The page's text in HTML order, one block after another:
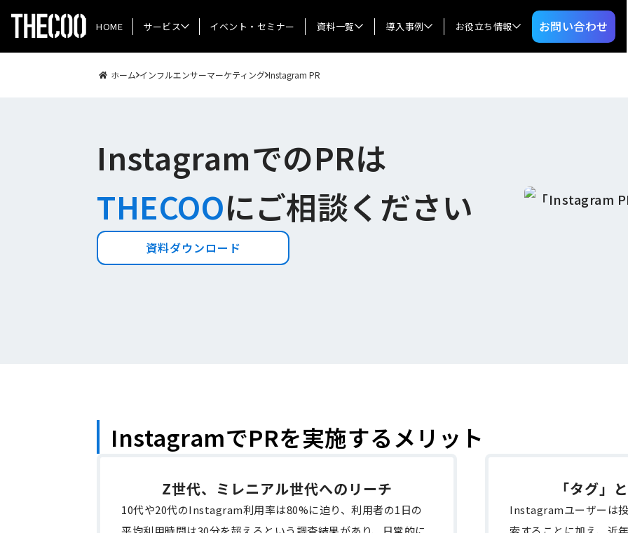
HOME サービス イベント・セミナー 資料一覧 導入事例 お役立ち情報 お問い合わせ
ホーム インフルエンサーマーケティング Instagram PR
InstagramでのPRは
THECOOにご相談ください
資料ダウンロード
InstagramでPRを実施するメリット
Z世代、ミレニアル世代へのリーチ
10代や20代のInstagram利用率は80%に迫り、利用者の1日の
「タグ」
Instagramユーザーは